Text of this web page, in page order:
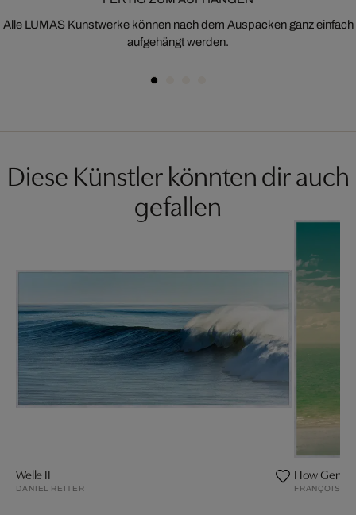
Alle LUMAS Kunstwerke können nach dem Auspacken ganz einfach
aufgehängt werden.
Diese Künstler könnten dir auch
gefallen
Welle II
DANIEL REITER
How Gentle
FRANÇOISE